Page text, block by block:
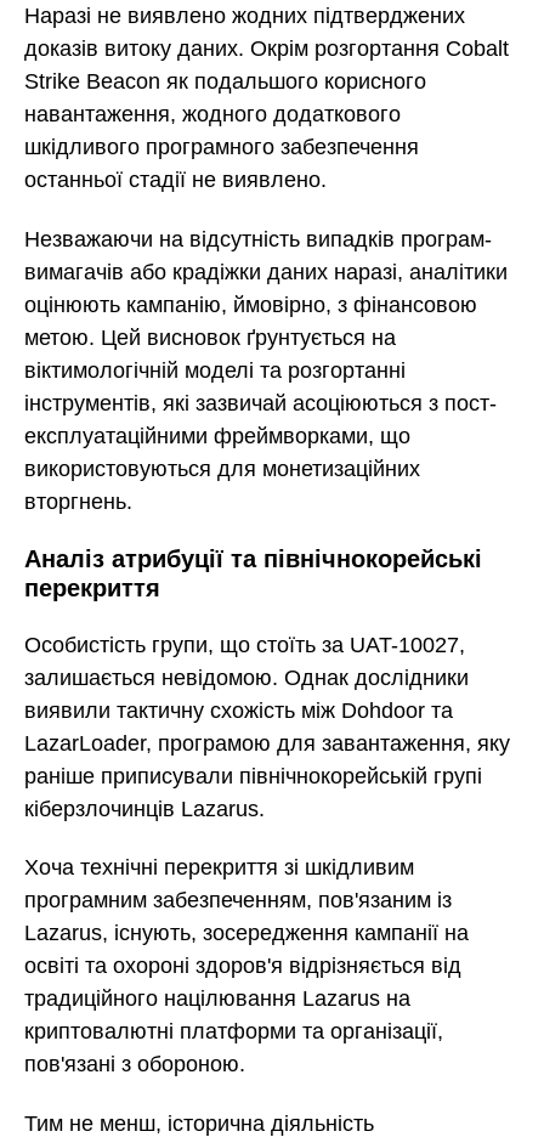
Наразі не виявлено жодних підтверджених
доказів витоку даних. Окрім розгортання Cobalt
Strike Beacon як подальшого корисного
навантаження, жодного додаткового
шкідливого програмного забезпечення
останньої стадії не виявлено.
Незважаючи на відсутність випадків програм-
вимагачів або крадіжки даних наразі, аналітики
оцінюють кампанію, ймовірно, з фінансовою
метою. Цей висновок ґрунтується на
віктимологічній моделі та розгортанні
інструментів, які зазвичай асоціюються з пост-
експлуатаційними фреймворками, що
використовуються для монетизаційних
вторгнень.
Аналіз атрибуції та північнокорейські
перекриття
Особистість групи, що стоїть за UAT-10027,
залишається невідомою. Однак дослідники
виявили тактичну схожість між Dohdoor та
LazarLoader, програмою для завантаження, яку
раніше приписували північнокорейській групі
кіберзлочинців Lazarus.
Хоча технічні перекриття зі шкідливим
програмним забезпеченням, пов'язаним із
Lazarus, існують, зосередження кампанії на
освіті та охороні здоров'я відрізняється від
традиційного націлювання Lazarus на
криптовалютні платформи та організації,
пов'язані з обороною.
Тим не менш, історична діяльність